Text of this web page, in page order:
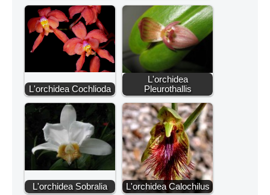
L'orchidea Cochlioda
L'orchidea
Pleurothallis
L'orchidea Sobralia L'orchidea Calochilus